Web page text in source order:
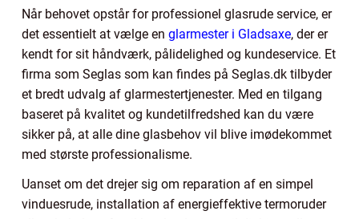
Når behovet opstår for professionel glasrude service, er
det essentielt at vælge en glarmester i Gladsaxe, der er
kendt for sit håndværk, pålidelighed og kundeservice. Et
firma som Seglas som kan findes på Seglas.dk tilbyder
et bredt udvalg af glarmestertjenester. Med en tilgang
baseret på kvalitet og kundetilfredshed kan du være
sikker på, at alle dine glasbehov vil blive imødekommet
med største professionalisme.
Uanset om det drejer sig om reparation af en simpel
vinduesrude, installation af energieffektive termoruder